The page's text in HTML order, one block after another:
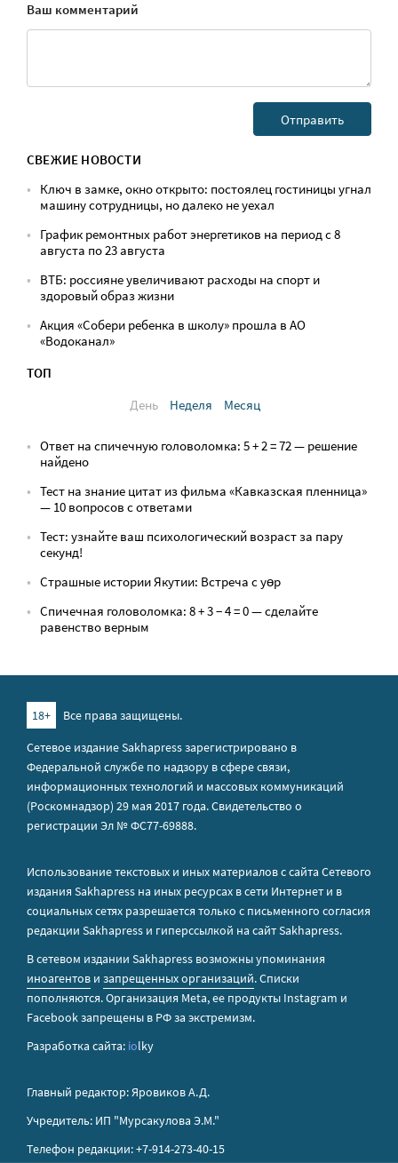
Ваш комментарий
СВЕЖИЕ НОВОСТИ
Ключ в замке, окно открыто: постоялец гостиницы угнал
машину сотрудницы, но далеко не уехал
График ремонтных работ энергетиков на период с 8
августа по 23 августа
ВТБ: россияне увеличивают расходы на спорт и
здоровый образ жизни
Акция «Собери ребенка в школу» прошла в АО
«Водоканал»
ТОП
День
Неделя Месяц
Ответ на спичечную головоломка: 5 + 2 = 72 — решение
найдено
Тест на знание цитат из фильма «Кавказская пленница»
— 10 вопросов с ответами
Тест: узнайте ваш психологический возраст за пару
секунд!
Страшные истории Якутии: Встреча с yөр
Спичечная головоломка: 8 + 3 − 4 = 0 — сделайте
равенство верным
18+
Все права защищены.
Сетевое издание Sakhapress зарегистрировано в
Федеральной службе по надзору в сфере связи,
информационных технологий и массовых коммуникаций
(Роскомнадзор) 29 мая 2017 года. Свидетельство о
регистрации Эл № ФС77-69888.
Использование текстовых и иных материалов с сайта Сетевого
издания Sakhapress на иных ресурсах в сети Интернет и в
социальных сетях разрешается только с письменного согласия
редакции Sakhapress и гиперссылкой на сайт Sakhapress.
В сетевом издании Sakhapress возможны упоминания
иноагентов и запрещенных организаций. Списки
пополняются. Организация Metа, ее продукты Instagram и
Facebook запрещены в РФ за экстремизм.
Разработка сайта: iolky
Главный редактор: Яровиков А.Д.
Учредитель: ИП "Мурсакулова Э.М."
Телефон редакции: +7-914-273-40-15